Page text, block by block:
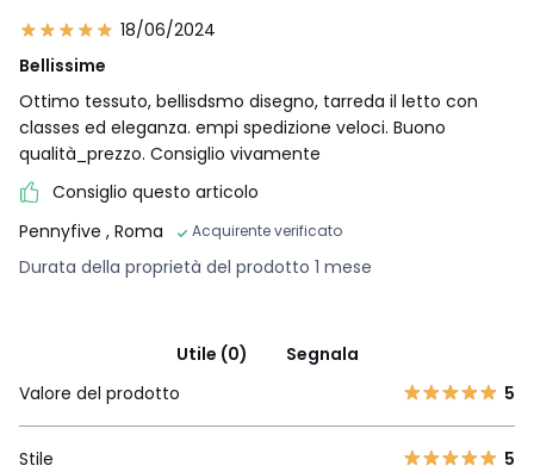
18/06/2024
Bellissime
Ottimo tessuto, bellisdsmo disegno, tarreda il letto con
classes ed eleganza. empi spedizione veloci. Buono
qualità_prezzo. Consiglio vivamente
Consiglio questo articolo
Pennyfive , Roma Acquirente verificato
Durata della proprietà del prodotto 1 mese
Utile (0)
Segnala
Valore del prodotto
5
Stile 5